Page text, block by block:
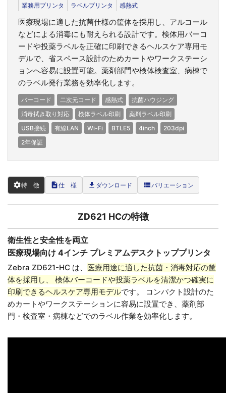
業務用プリンタ ラベルプリンタ 感熱式
医療現場に適した抗菌仕様の筐体を採用し、アルコール
などによる消毒にも耐えられる設計です。検体用バーコ
ードや投薬ラベルを正確に印刷できるヘルスケア専用モ
デルで、省スペース設計のためカートやワークステーシ
ョンへ容易に設置可能。薬剤部門や検体検査室、病棟で
のラベル発行業務を効率化します。
バーコード 二次元コード 感熱式
抗菌ハウジング
消毒拭き取り対応
検体ラベル印刷
薬剤ラベル印刷
USB接続
有線LAN Wi-Fi BTLE5 4inch
203dpi
2年保証
settings特 徴 description仕 様 file_download ダウンロード view_listバリエーション
ZD621 HCの特徴
衛生性と安全性を両立
医療現場向け 4インチ プレミアムデスクトッププリンタ
Zebra ZD621-HC は、 医療用途に適した抗菌・消毒対応の筐
体を採用し、 検体バーコードや投薬ラベルを清潔かつ確実に
印刷できるヘルスケア専用モデルです。 コンパクト設計のた
めカートやワークステーションに容易に設置でき、薬剤部
門・検査室・病棟などでのラベル作業を効率化します。